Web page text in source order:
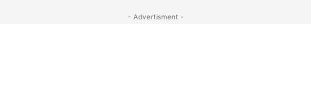
- Advertisment -